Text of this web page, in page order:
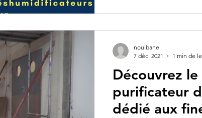
Découvrez
purificateur
dédié aux
noulbane
7 déc. 2021
1 min de